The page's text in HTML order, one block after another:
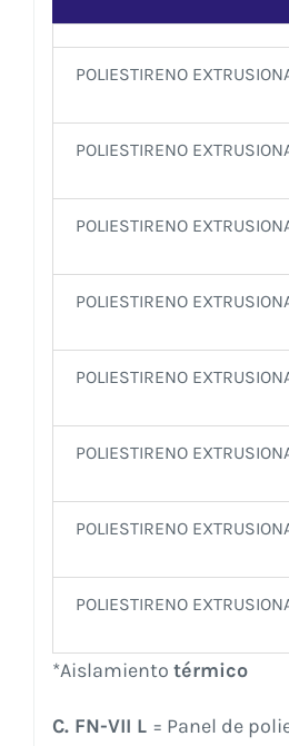
POLIESTIRENO
POLIESTIRENO
POLIESTIRENO
POLIESTIRENO
POLIESTIRENO
POLIESTIRENO
POLIESTIRENO
POLIESTIRENO
*Aislamiento térmico
C. FN-VII L = Panel de